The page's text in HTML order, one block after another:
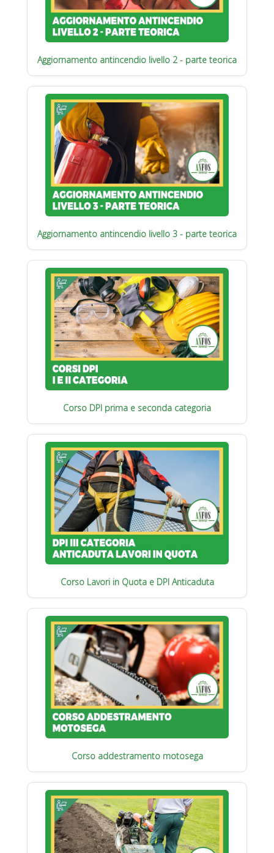
Aggiornamento antincendio livello 2 - parte teorica
Aggiornamento antincendio livello 3 - parte teorica
Corso DPI prima e seconda categoria
Corso Lavori in Quota e DPI Anticaduta
Corso addestramento motosega